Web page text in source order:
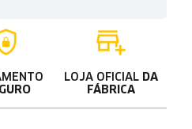
LOJA OFICIAL DA
FÁBRICA